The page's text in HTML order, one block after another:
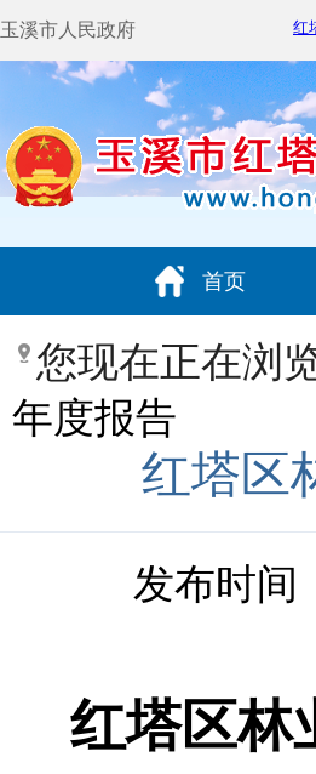
玉溪市人民政府
首页
您现在正在浏
年度报告
红塔区
发布时间
红塔区林